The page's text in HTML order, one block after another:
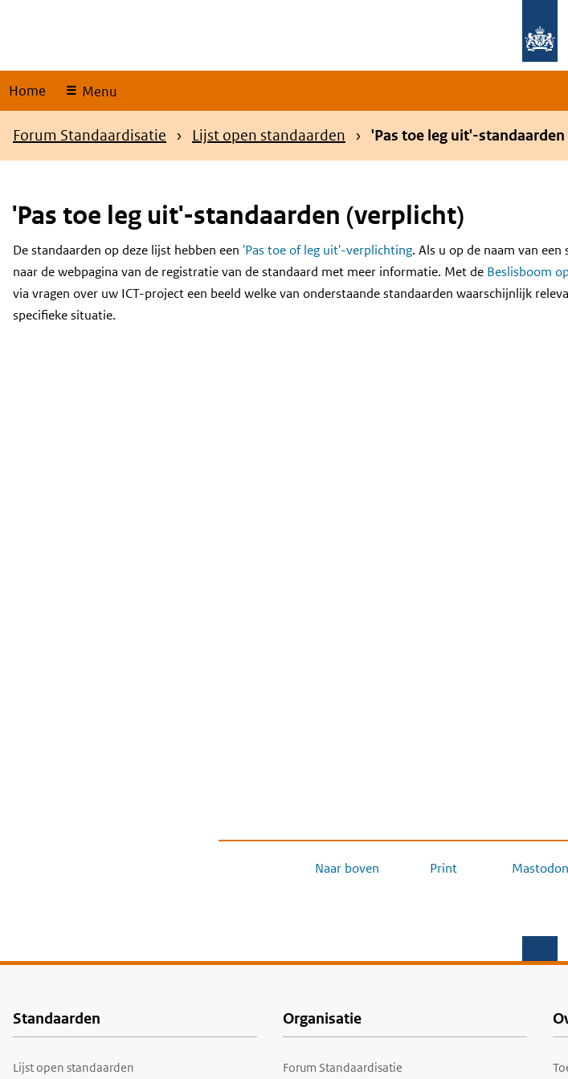
Home Menu
Kruimelpad
Forum Standaardisatie Lijst open standaarden 'Pas toe leg uit'-
'Pas toe leg uit'-standaarden (verplicht)
Content
De standaarden op deze lijst hebben een 'Pas toe of leg uit'-verplichting. Als u op de naam van
naar de webpagina van de registratie van de standaard met meer informatie. Met de Beslisboom
via vragen over uw ICT-project een beeld welke van onderstaande standaarden waarschijnlijk
specifieke situatie.
Naar boven Print Mastodon
Voet
Standaarden
Lijst open standaarden
Organisatie
Forum Standaardisatie